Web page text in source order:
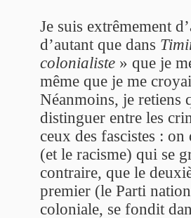
Je suis extrêmement
d’autant que dans
colonialiste » que je
même que je me
Néanmoins, je retiens
distinguer entre les
ceux des fascistes :
(et le racisme) qui se
contraire, que le
premier (le Parti
coloniale, se fondit